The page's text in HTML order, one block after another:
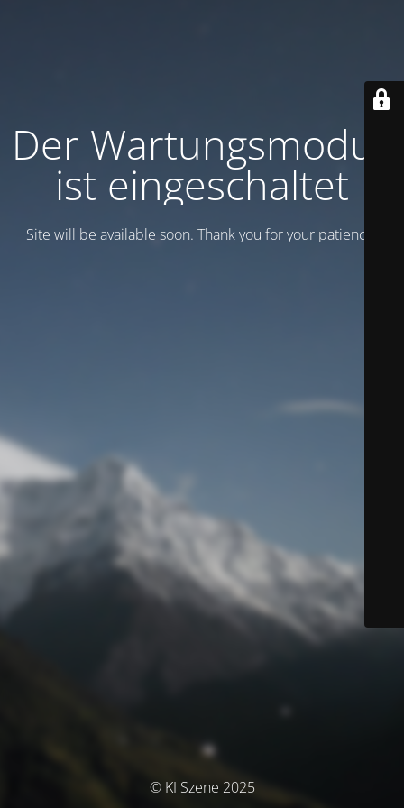
Der Wartungsmodus
ist eingeschaltet
Site will be available soon. Thank you for your patience!
© KI Szene 2025